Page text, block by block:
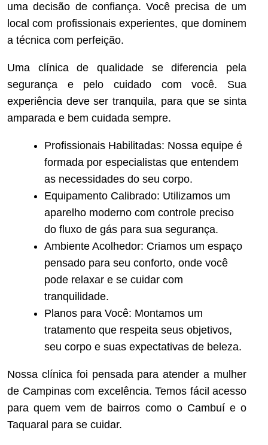
uma decisão de confiança. Você precisa de um
local com profissionais experientes, que dominem
a técnica com perfeição.
Uma clínica de qualidade se diferencia pela
segurança e pelo cuidado com você. Sua
experiência deve ser tranquila, para que se sinta
amparada e bem cuidada sempre.
Profissionais Habilitadas: Nossa equipe é
formada por especialistas que entendem
as necessidades do seu corpo.
Equipamento Calibrado: Utilizamos um
aparelho moderno com controle preciso
do fluxo de gás para sua segurança.
Ambiente Acolhedor: Criamos um espaço
pensado para seu conforto, onde você
pode relaxar e se cuidar com
tranquilidade.
Planos para Você: Montamos um
tratamento que respeita seus objetivos,
seu corpo e suas expectativas de beleza.
Nossa clínica foi pensada para atender a mulher
de Campinas com excelência. Temos fácil acesso
para quem vem de bairros como o Cambuí e o
Taquaral para se cuidar.